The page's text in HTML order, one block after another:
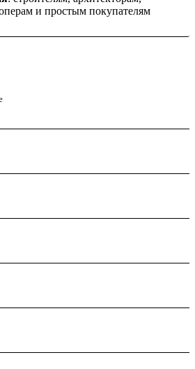
и простым покупателям